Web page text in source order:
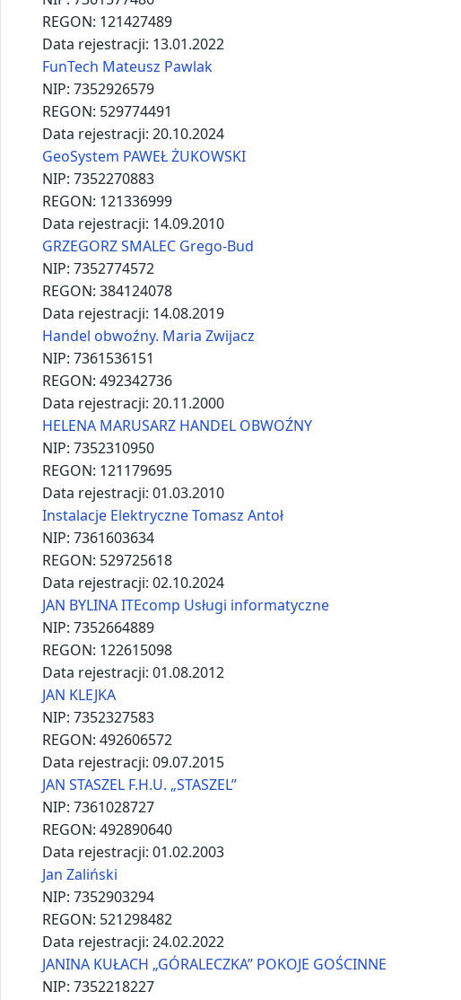
NIP: 7361603634
REGON: 529725618
Data rejestracji: 02.10.2024
JAN BYLINA ITEcomp Usługi informatyczne
NIP: 7352664889
REGON: 122615098
Data rejestracji: 01.08.2012
JAN KLEJKA
NIP: 7352327583
REGON: 492606572
Data rejestracji: 09.07.2015
JAN STASZEL F.H.U. „STASZEL”
NIP: 7361028727
REGON: 492890640
Data rejestracji: 01.02.2003
Jan Zaliński
NIP: 7352903294
REGON: 521298482
Data rejestracji: 24.02.2022
JANINA KUŁACH „GÓRALECZKA” POKOJE GOŚCINNE
NIP: 7352218227
REGON: 492950565
Data rejestracji: 11.10.2004
Janina Rzadkosz
NIP: 7361260430
REGON: 386726781
Data rejestracji: 07.08.2020
JANUSZ NĘDZA USŁUGI TRANSPORTOWE
NIP: 7361412868
REGON: 123053739
Data rejestracji: 05.03.2014
Janusz Sikoń „U MIKOŁAJA”
NIP: 7352332420
REGON: 521622899
Data rejestracji: 04.04.2022
Joanna Strzęp USŁUGI BUDOWLANE BRUKOTEK
NIP: 7352805640
REGON: 525534778
Data rejestracji: 06.06.2023
JÓZEF ZALIŃSKI POKOJE GOŚCINNE. HANDEL OBWOŹNY.
NIP: 7361129836
REGON: 491936669
Data rejestracji: 20.04.2005
Karolina Okuła